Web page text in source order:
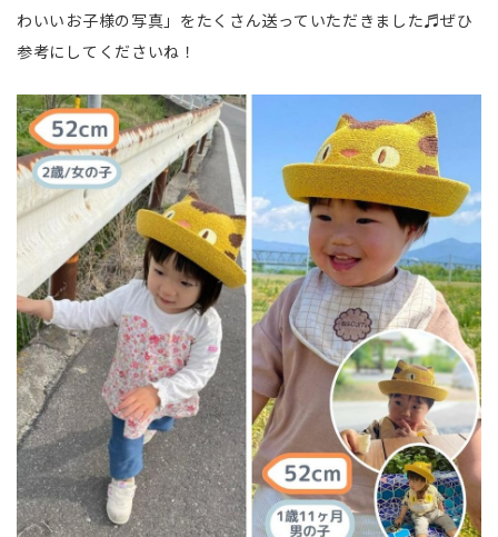
わいいお子様の写真」をたくさん送っていただきました♬ぜひ
参考にしてくださいね！